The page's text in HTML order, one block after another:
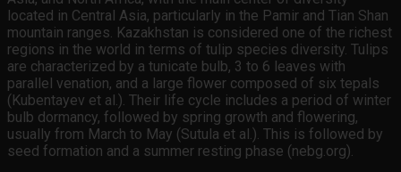
located in Central Asia, particularly in the Pamir and Tian Shan
mountain ranges. Kazakhstan is considered one of the richest
regions in the world in terms of tulip species diversity. Tulips
are characterized by a tunicate bulb, 3 to 6 leaves with
parallel venation, and a large flower composed of six tepals
(Kubentayev et al.). Their life cycle includes a period of winter
bulb dormancy, followed by spring growth and flowering,
usually from March to May (Sutula et al.). This is followed by
seed formation and a summer resting phase (nebg.org).